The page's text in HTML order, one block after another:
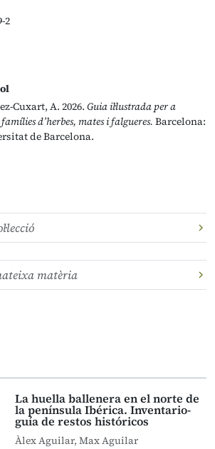
2
Cuxart, A. 2026. Guia il·lustrada per a
d’herbes, mates i falgueres. Barcelona:
de Barcelona.
matèria
La huella ballenera en el norte de
la península Ibérica. Inventario-
guía de restos históricos
Àlex Aguilar, Max Aguilar